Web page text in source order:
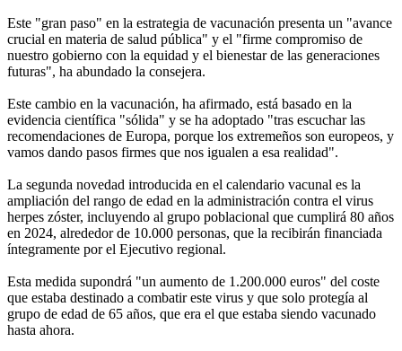
Este "gran paso" en la estrategia de vacunación presenta un "avance
crucial en materia de salud pública" y el "firme compromiso de
nuestro gobierno con la equidad y el bienestar de las generaciones
futuras", ha abundado la consejera.
Este cambio en la vacunación, ha afirmado, está basado en la
evidencia científica "sólida" y se ha adoptado "tras escuchar las
recomendaciones de Europa, porque los extremeños son europeos, y
vamos dando pasos firmes que nos igualen a esa realidad".
La segunda novedad introducida en el calendario vacunal es la
ampliación del rango de edad en la administración contra el virus
herpes zóster, incluyendo al grupo poblacional que cumplirá 80 años
en 2024, alrededor de 10.000 personas, que la recibirán financiada
íntegramente por el Ejecutivo regional.
Esta medida supondrá "un aumento de 1.200.000 euros" del coste
que estaba destinado a combatir este virus y que solo protegía al
grupo de edad de 65 años, que era el que estaba siendo vacunado
hasta ahora.